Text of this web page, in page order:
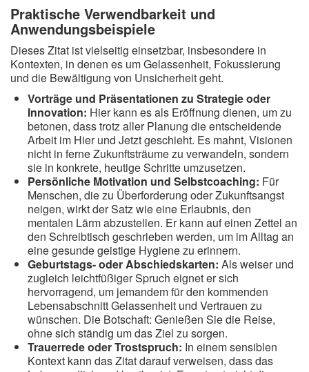
Praktische Verwendbarkeit und
Anwendungsbeispiele
Dieses Zitat ist vielseitig einsetzbar, insbesondere in
Kontexten, in denen es um Gelassenheit, Fokussierung
und die Bewältigung von Unsicherheit geht.
Vorträge und Präsentationen zu Strategie oder
Innovation: Hier kann es als Eröffnung dienen, um zu
betonen, dass trotz aller Planung die entscheidende
Arbeit im Hier und Jetzt geschieht. Es mahnt, Visionen
nicht in ferne Zukunftsträume zu verwandeln, sondern
sie in konkrete, heutige Schritte umzusetzen.
Persönliche Motivation und Selbstcoaching: Für
Menschen, die zu Überforderung oder Zukunftsangst
neigen, wirkt der Satz wie eine Erlaubnis, den
mentalen Lärm abzustellen. Er kann auf einen Zettel an
den Schreibtisch geschrieben werden, um im Alltag an
eine gesunde geistige Hygiene zu erinnern.
Geburtstags- oder Abschiedskarten: Als weiser und
zugleich leichtfüßiger Spruch eignet er sich
hervorragend, um jemandem für den kommenden
Lebensabschnitt Gelassenheit und Vertrauen zu
wünschen. Die Botschaft: Genießen Sie die Reise,
ohne sich ständig um das Ziel zu sorgen.
Trauerrede oder Trostspruch: In einem sensiblen
Kontext kann das Zitat darauf verweisen, dass das